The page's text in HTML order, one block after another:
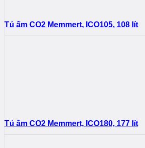
Tủ ấm CO2 Memmert, ICO105, 108 lít
Tủ ấm CO2 Memmert, ICO180, 177 lít